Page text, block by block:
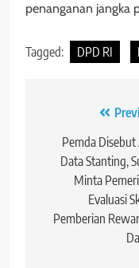
penanganan jangka
Tagged: DPD RI
Navigasi
posPemda Disebut
Data Stanting,
Minta
Evaluasi
Pemberian